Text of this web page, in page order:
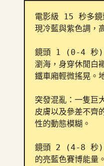
電影級 15 秒多鏡
現冷藍與紫色調，
鏡頭 1 (0-4 秒)：
瀏海，身穿休閒白
鐵車廂輕微搖晃。
突發混亂：一隻巨
皮膚以及參差不齊
性的動態模糊。
鏡頭 2 (4-8 秒)：
的亮藍色賽博能量